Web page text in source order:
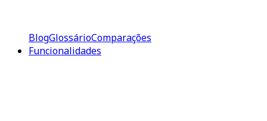
BlogGlossárioComparações
Funcionalidades